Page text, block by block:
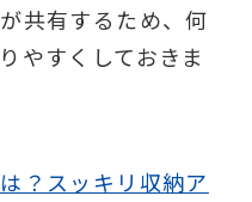
共有するため、何
やすくしておきま
？スッキリ収納ア